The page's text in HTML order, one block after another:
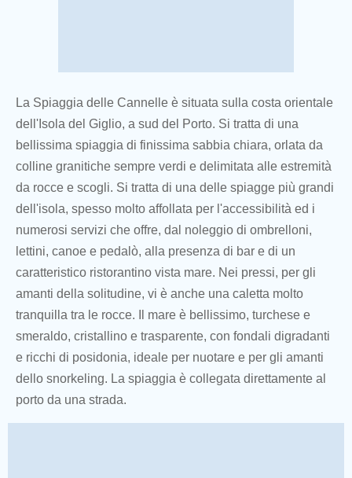
La Spiaggia delle Cannelle è situata sulla costa orientale
dell'Isola del Giglio, a sud del Porto. Si tratta di una
bellissima spiaggia di finissima sabbia chiara, orlata da
colline granitiche sempre verdi e delimitata alle estremità
da rocce e scogli. Si tratta di una delle spiagge più grandi
dell'isola, spesso molto affollata per l'accessibilità ed i
numerosi servizi che offre, dal noleggio di ombrelloni,
lettini, canoe e pedalò, alla presenza di bar e di un
caratteristico ristorantino vista mare. Nei pressi, per gli
amanti della solitudine, vi è anche una caletta molto
tranquilla tra le rocce. Il mare è bellissimo, turchese e
smeraldo, cristallino e trasparente, con fondali digradanti
e ricchi di posidonia, ideale per nuotare e per gli amanti
dello snorkeling. La spiaggia è collegata direttamente al
porto da una strada.